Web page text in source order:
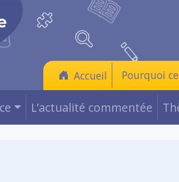
Accueil Pourquoi
L’actualité commentée